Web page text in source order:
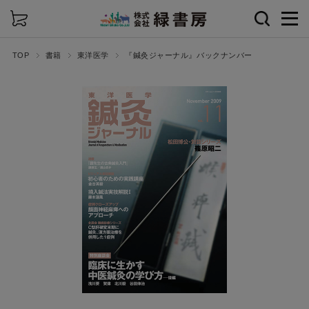
詳細検索
TOP 書籍 東洋医学 『鍼灸ジャーナル』バックナンバー